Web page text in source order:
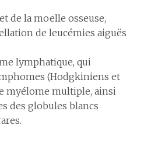
de la moelle osseuse,
de leucémies aiguës
lymphatique, qui
(Hodgkiniens et
myélome multiple, ainsi
des globules blancs